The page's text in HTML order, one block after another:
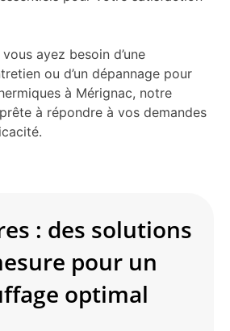
ayez besoin d’une
ou d’un dépannage pour
à Mérignac, notre
à répondre à vos demandes
: des solutions
pour un
optimal